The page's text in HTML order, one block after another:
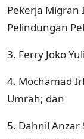
Pekerja Migran
Pelindungan
3.⁠ ⁠Ferry Joko
4.⁠ ⁠Mochamad
Umrah; dan
5.⁠ ⁠Dahnil